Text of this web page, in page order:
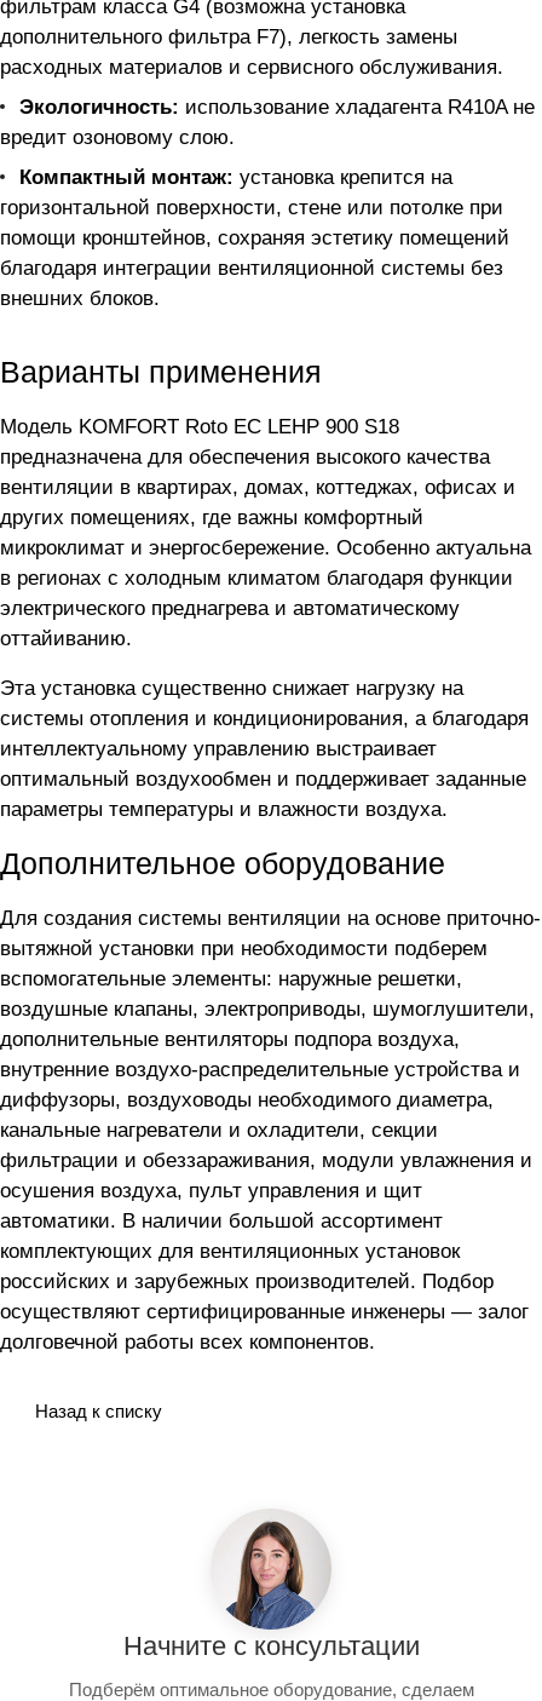
фильтрам класса G4 (возможна установка
дополнительного фильтра F7), легкость замены
расходных материалов и сервисного обслуживания.
Экологичность: использование хладагента R410A не
вредит озоновому слою.
Компактный монтаж: установка крепится на
горизонтальной поверхности, стене или потолке при
помощи кронштейнов, сохраняя эстетику помещений
благодаря интеграции вентиляционной системы без
внешних блоков.
Варианты применения
Модель KOMFORT Roto EC LEHP 900 S18
предназначена для обеспечения высокого качества
вентиляции в квартирах, домах, коттеджах, офисах и
других помещениях, где важны комфортный
микроклимат и энергосбережение. Особенно актуальна
в регионах с холодным климатом благодаря функции
электрического преднагрева и автоматическому
оттайиванию.
Эта установка существенно снижает нагрузку на
системы отопления и кондиционирования, а благодаря
интеллектуальному управлению выстраивает
оптимальный воздухообмен и поддерживает заданные
параметры температуры и влажности воздуха.
Дополнительное оборудование
Для создания системы вентиляции на основе приточно-
вытяжной установки при необходимости подберем
вспомогательные элементы: наружные решетки,
воздушные клапаны, электроприводы, шумоглушители,
дополнительные вентиляторы подпора воздуха,
внутренние воздухо-распределительные устройства и
диффузоры, воздуховоды необходимого диаметра,
канальные нагреватели и охладители, секции
фильтрации и обеззараживания, модули увлажнения и
осушения воздуха, пульт управления и щит
автоматики. В наличии большой ассортимент
комплектующих для вентиляционных установок
российских и зарубежных производителей. Подбор
осуществляют сертифицированные инженеры — залог
долговечной работы всех компонентов.
Назад к списку
Начните с консультации
Подберём оптимальное оборудование, сделаем